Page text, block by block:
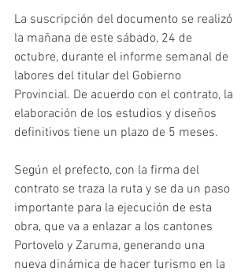
La suscripción del documento se realizó
la mañana de este sábado, 24 de
octubre, durante el informe semanal de
labores del titular del Gobierno
Provincial. De acuerdo con el contrato, la
elaboración de los estudios y diseños
definitivos tiene un plazo de 5 meses.
Según el prefecto, con la firma del
contrato se traza la ruta y se da un paso
importante para la ejecución de esta
obra, que va a enlazar a los cantones
Portovelo y Zaruma, generando una
nueva dinámica de hacer turismo en la